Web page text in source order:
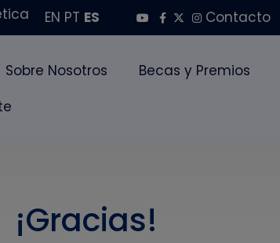
EN PT ES Contacto
Sobre Nosotros
Becas y Premios
¡Gracias!